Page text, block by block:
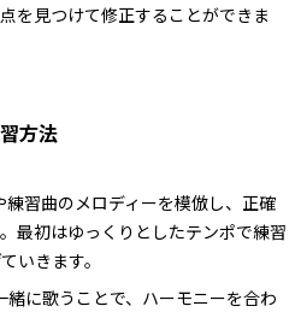
を見つけて修正することができま
方法
練習曲のメロディーを模倣し、正確
最初はゆっくりとしたテンポで練習
いきます。
緒に歌うことで、ハーモニーを合わ